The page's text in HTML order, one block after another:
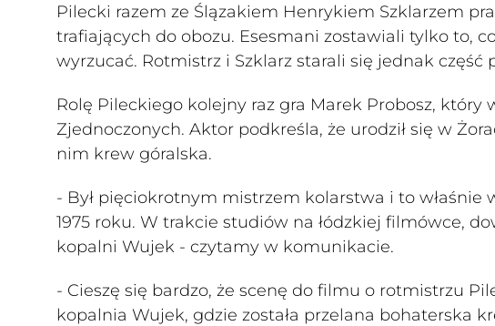
Pilecki razem ze Ślązakiem Henrykiem Szklarzem
trafiających do obozu. Esesmani zostawiali tylko to,
wyrzucać. Rotmistrz i Szklarz starali się jednak część
Rolę Pileckiego kolejny raz gra Marek Probosz, który
Zjednoczonych. Aktor podkreśla, że urodził się w
nim krew góralska.
- Był pięciokrotnym mistrzem kolarstwa i to właśnie
1975 roku. W trakcie studiów na łódzkiej filmówce,
kopalni Wujek - czytamy w komunikacie.
- Cieszę się bardzo, że scenę do filmu o rotmistrzu
kopalnia Wujek, gdzie została przelana bohaterska